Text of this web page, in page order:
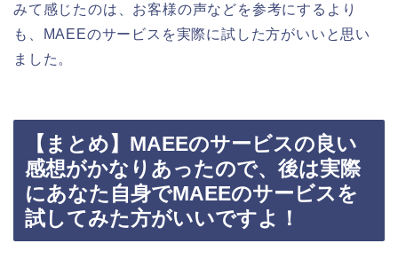
みて感じたのは、お客様の声などを参考にするより
も、MAEEのサービスを実際に試した方がいいと思い
ました。
【まとめ】MAEEのサービスの良い
感想がかなりあったので、後は実際
にあなた自身でMAEEのサービスを
試してみた方がいいですよ！